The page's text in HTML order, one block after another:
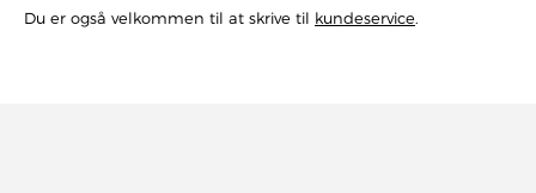
Du er også velkommen til at skrive til kundeservice.